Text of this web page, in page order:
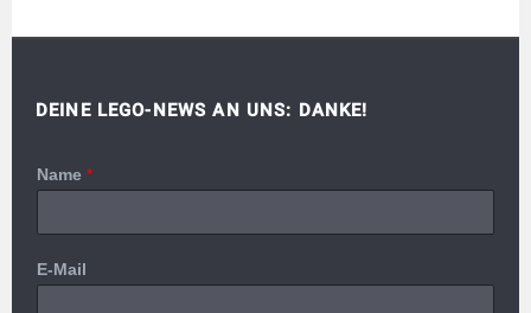
DEINE LEGO-NEWS AN UNS: DANKE!
Name *
E-Mail